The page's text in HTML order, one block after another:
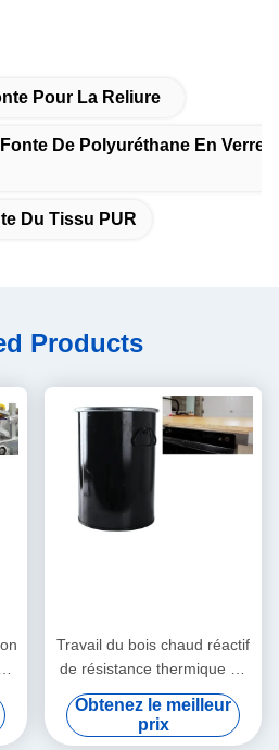
Pour La Reliure
De Polyuréthane En Verre
Du Tissu PUR
Products
Travail du bois chaud réactif
de résistance thermique de
colle de fonte du
polyuréthane PUR de
stratification plate
Obtenez le meilleur
prix